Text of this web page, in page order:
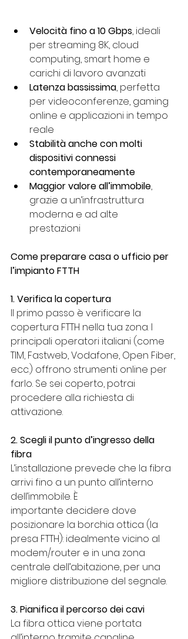
Velocità fino a 10 Gbps, ideali
per streaming 8K, cloud
computing, smart home e
carichi di lavoro avanzati
Latenza bassissima, perfetta
per videoconferenze, gaming
online e applicazioni in tempo
reale
Stabilità anche con molti
dispositivi connessi
contemporaneamente
Maggior valore all’immobile,
grazie a un’infrastruttura
moderna e ad alte
prestazioni
Come preparare casa o ufficio per
l’impianto FTTH
1. Verifica la copertura
Il primo passo è verificare la
copertura FTTH nella tua zona. I
principali operatori italiani (come
TIM, Fastweb, Vodafone, Open Fiber,
ecc.) offrono strumenti online per
farlo. Se sei coperto, potrai
procedere alla richiesta di
attivazione.
2. Scegli il punto d’ingresso della
fibra
L’installazione prevede che la fibra
arrivi fino a un punto all’interno
dell’immobile. È
importante decidere dove
posizionare la borchia ottica (la
presa FTTH): idealmente vicino al
modem/router e in una zona
centrale dell’abitazione, per una
migliore distribuzione del segnale.
3. Pianifica il percorso dei cavi
La fibra ottica viene portata